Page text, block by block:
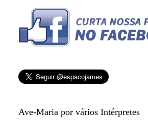
Ave-Maria por vários Intérpretes